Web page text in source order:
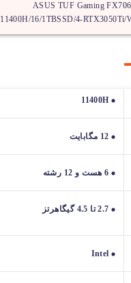
ASUS TUF Gaming
11400H/16/1TBSSD/4-RTX3050Ti/
11400H
12 مگابایت
6 هست و 12 رشته
2.7 تا 4.5 گیگاهرتز
Intel